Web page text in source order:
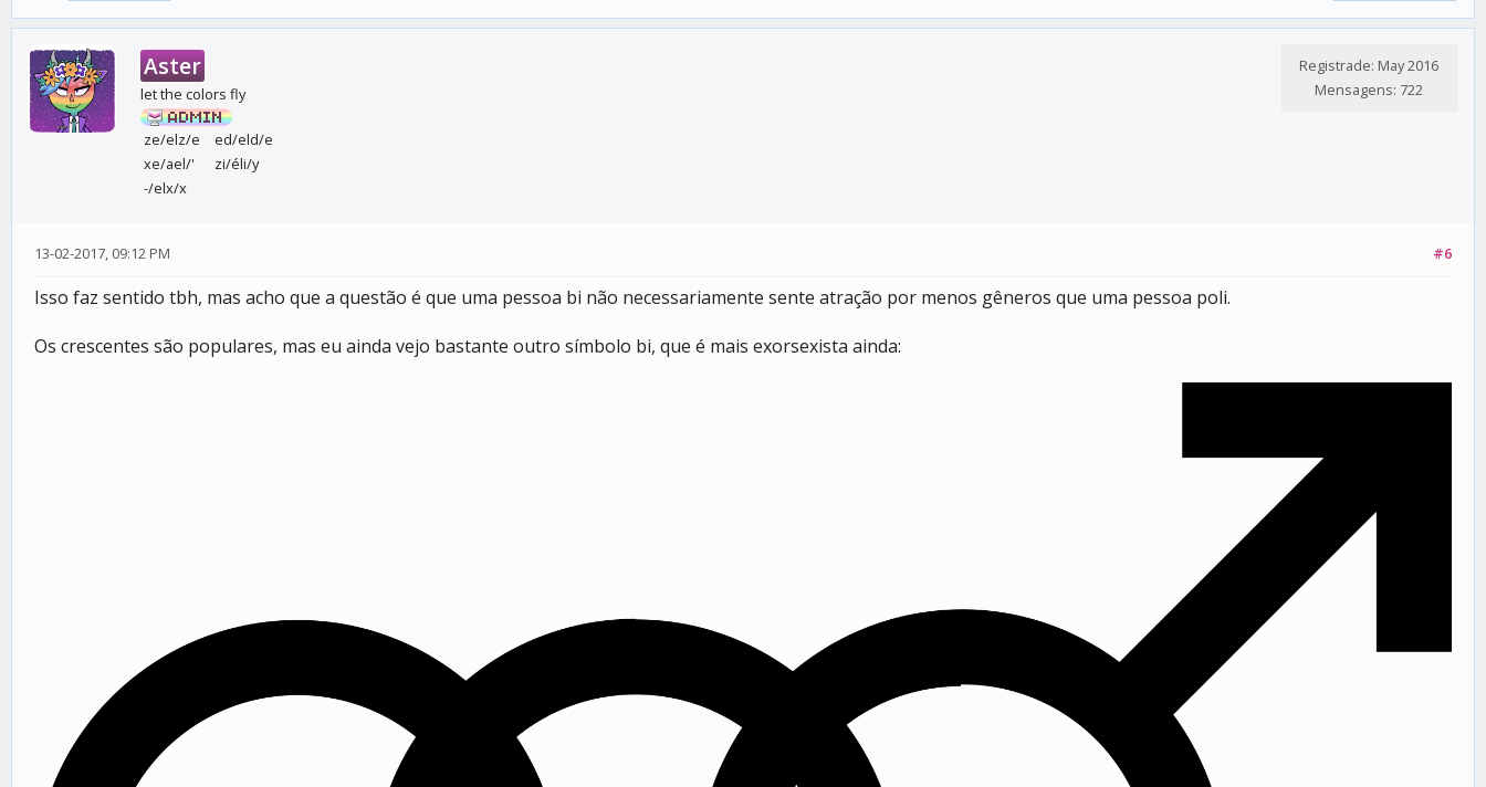
Aster
let the colors fly
ze/elz/e
ed/eld/e
xe/ael/'
zi/éli/y
-/elx/x
Registrade: May 2016
Mensagens: 722
#6
13-02-2017, 09:12 PM
Isso faz sentido tbh, mas acho que a questão é que uma pessoa bi não necessariamente sente atração por menos gêneros que uma pessoa poli.
Os crescentes são populares, mas eu ainda vejo bastante outro símbolo bi, que é mais exorsexista ainda: